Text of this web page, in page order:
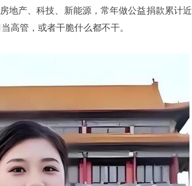
地产、科技、新能源，常年做公益捐款累计近
高管，或者干脆什么都不干。